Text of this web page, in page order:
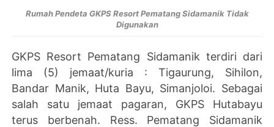
Rumah Pendeta GKPS Resort Pematang Sidamanik Tidak
Digunakan
GKPS Resort Pematang Sidamanik terdiri dari
lima (5) jemaat/kuria : Tigaurung, Sihilon,
Bandar Manik, Huta Bayu, Simanjoloi. Sebagai
salah satu jemaat pagaran, GKPS Hutabayu
terus berbenah. Ress. Pematang Sidamanik